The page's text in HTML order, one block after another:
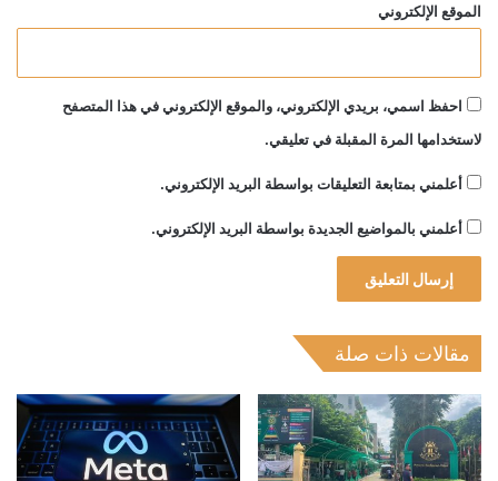
الموقع الإلكتروني
احفظ اسمي، بريدي الإلكتروني، والموقع الإلكتروني في هذا المتصفح
لاستخدامها المرة المقبلة في تعليقي.
أعلمني بمتابعة التعليقات بواسطة البريد الإلكتروني.
أعلمني بالمواضيع الجديدة بواسطة البريد الإلكتروني.
مقالات ذات صلة